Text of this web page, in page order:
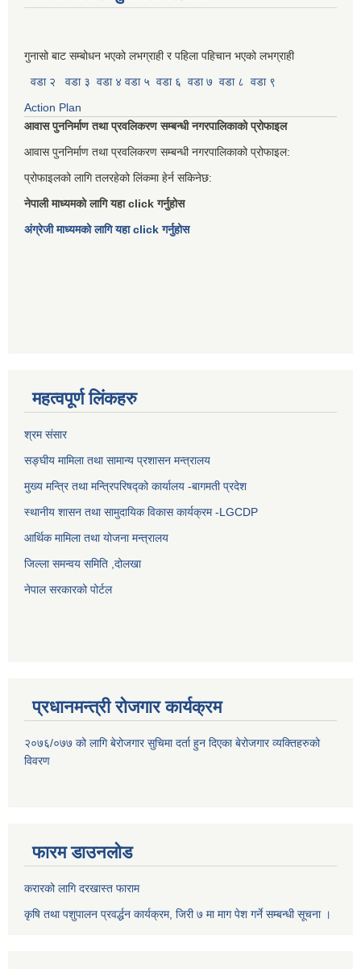
गुनासो बाट सम्बोधन भएको लभग्राही र पहिला पहिचान भएको लभग्राही
वडा २
वडा ३ वडा ४ वडा ५ वडा ६ वडा ७ वडा ८ वडा ९
Action Plan
आवास पुननिर्माण तथा प्रवलिकरण सम्बन्धी नगरपालिकाको प्रोफाइल
आवास पुननिर्माण तथा प्रवलिकरण सम्बन्धी नगरपालिकाको प्रोफाइल:
प्रोफाइलको लागि तलरहेको लिंकमा हेर्न सकिनेछ:
नेपाली माध्यमको लागि यहा click गर्नुहोस
अंग्रेजी माध्यमको लागि यहा click गर्नुहोस
महत्वपूर्ण लिंकहरु
श्रम संसार
सङ्घीय मामिला तथा सामान्य प्रशासन मन्त्रालय
मुख्य मन्त्रि तथा मन्त्रिपरिषद्को कार्यालय -बागमती प्रदेश
स्थानीय शासन तथा सामुदायिक विकास कार्यक्रम -LGCDP
आर्थिक मामिला तथा योजना मन्त्रालय
जिल्ला समन्वय समिति ,दोलखा
नेपाल सरकारको पोर्टल
प्रधानमन्त्री रोजगार कार्यक्रम
२०७६/०७७ को लागि बेरोजगार सुचिमा दर्ता हुन दिएका बेरोजगार व्यक्तिहरुको
विवरण
फारम डाउनलोड
करारको लागि दरखास्त फाराम
कृषि तथा पशुपालन प्रवर्द्धन कार्यक्रम, जिरी ७ मा माग पेश गर्ने सम्बन्धी सूचना ।